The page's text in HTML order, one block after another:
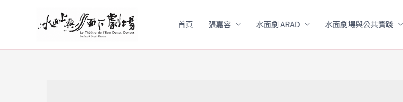
首頁 張嘉容 水面劇 ARAD 水面劇場與公共實踐